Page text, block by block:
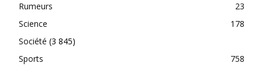
Rumeurs
23
Science
178
Société (3 845)
Sports
758